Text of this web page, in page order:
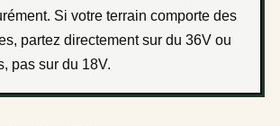
Si votre terrain comporte des
partez directement sur du 36V ou
pas sur du 18V.